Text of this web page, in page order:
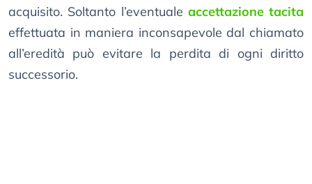
acquisito. Soltanto l’eventuale accettazione tacita
effettuata in maniera inconsapevole dal chiamato
all’eredità può evitare la perdita di ogni diritto
successorio.